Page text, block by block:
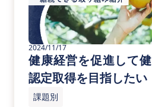
2024/11/17
健康経営を促進して
認定取得を目指したい
課題別